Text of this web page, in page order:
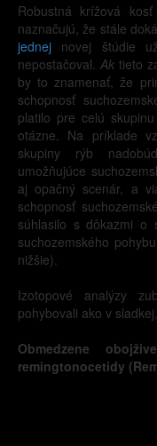
Robustná krížová
naznačujú, že stále
jednej novej štúdie
nepostačoval. Aktieto
by to znamenať, že
schopnosť
platilo pre celú
otázne. Na príklade
skupiny rýb
umožňujúce
aj opačný scenár, a
schopnosť
súhlasilo s dôkazmi o
suchozemského
nižšie).
Izotopové analýzy
pohybovali ako v
Obmedzene
remingtonocetidy